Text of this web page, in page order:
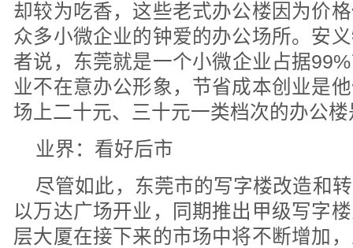
却较为吃香，这些老式办公楼因为价
众多小微企业的钟爱的办公场所。安
者说，东莞就是一个小微企业占据
业不在意办公形象，节省成本创业是
场上二十元、三十元一类档次的办公
业界：看好后市
尽管如此，东莞市的写字楼改造和
以万达广场开业，同期推出甲级写字
层大厦在接下来的市场中将不断增加